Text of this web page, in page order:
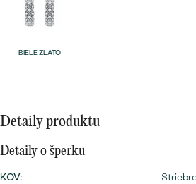
PODĽA TVARU
NA MIERU
náušnice
prívesky
BIELE ZLATO
Detaily produktu
Detaily o šperku
KOV: